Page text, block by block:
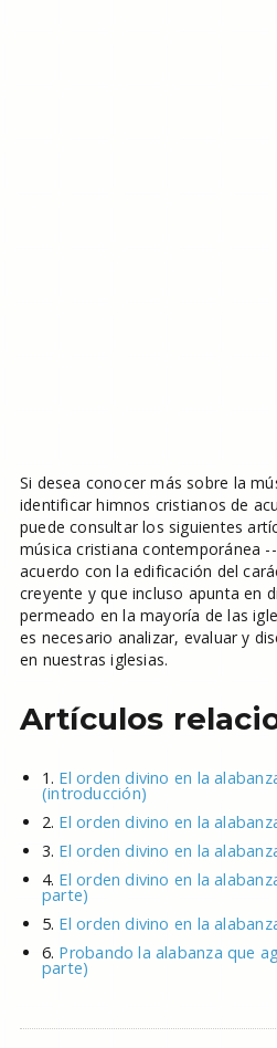
Si desea conocer más sobre la
identificar himnos cristianos de
puede consultar los siguientes
música cristiana contemporánea
acuerdo con la edificación del
creyente y que incluso apunta en
permeado en la mayoría de las
es necesario analizar, evaluar y
en nuestras iglesias.
Artículos
1. El orden divino en la
(introducción)
2. El orden divino en la
3. El orden divino en la
4. El orden divino en la
parte)
5. El orden divino en la
6. Probando la alabanza que
parte)